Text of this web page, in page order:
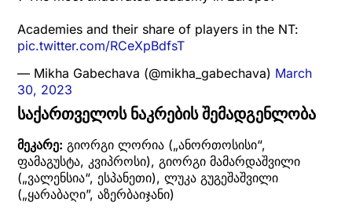
Academies and their share of players in the NT:
pic.twitter.com/RCeXpBdfsT
— Mikha Gabechava (@mikha_gabechava) March
30, 2023
საქართველოს ნაკრების შემადგენლობა
მეკარე: გიორგი ლორია („ანორთოსისი“,
ფამაგუსტა, კვიპროსი), გიორგი მამარდაშვილი
(„ვალენსია“, ესპანეთი), ლუკა გუგეშაშვილი
(„ყარაბაღი”, აზერბაიჯანი)